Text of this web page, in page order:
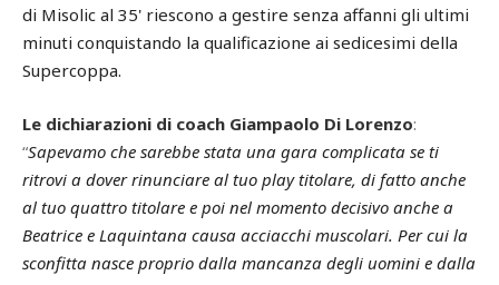
di Misolic al 35' riescono a gestire senza affanni gli ultimi
minuti conquistando la qualificazione ai sedicesimi della
Supercoppa.
Le dichiarazioni di coach Giampaolo Di Lorenzo:
“Sapevamo che sarebbe stata una gara complicata se ti
ritrovi a dover rinunciare al tuo play titolare, di fatto anche
al tuo quattro titolare e poi nel momento decisivo anche a
Beatrice e Laquintana causa acciacchi muscolari. Per cui la
sconfitta nasce proprio dalla mancanza degli uomini e dalla